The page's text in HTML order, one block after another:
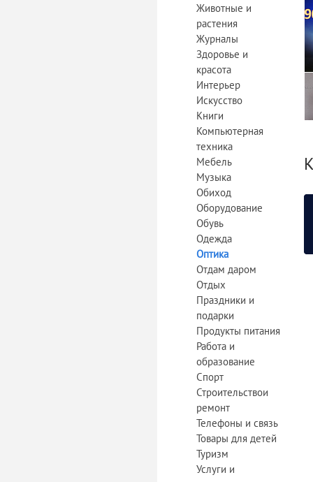
Животные и
растения
Журналы
Здоровье и
красота
Интерьер
Искусство
Книги
Компьютерная
техника
Мебель
Музыка
Обиход
Оборудование
Обувь
Одежда
Оптика
Отдам даром
Отдых
Праздники и
подарки
Продукты питания
Работа и
образование
Спорт
Строительствои
ремонт
Телефоны и связь
Товары для детей
Туризм
Услуги и